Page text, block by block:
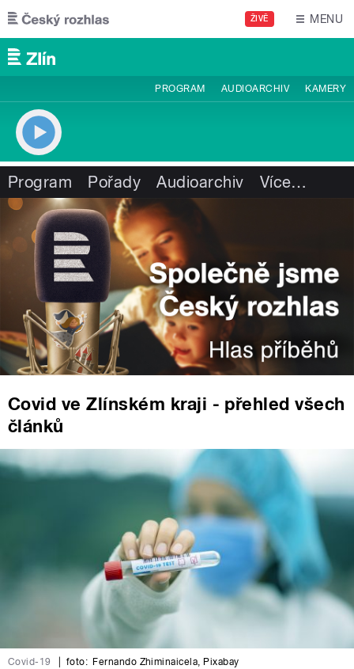
Přejít k hlavnímu obsahu
ŽIVĚ MENU
PROGRAM AUDIOARCHIV KAMERY
Program Pořady Audioarchiv Více…
Covid ve Zlínském kraji - přehled všech
článků
Covid-19 foto: Fernando Zhiminaicela, Pixabay